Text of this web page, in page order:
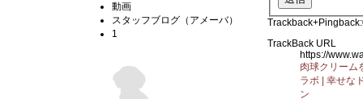
Trackback+Pingback:
TrackBack URL
https://
肉球クリー
ラボ | 幸せな
ン
動画
スタッフブログ（アメーバ）
1